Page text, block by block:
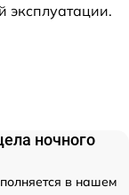
эксплуатации.
ночного
в нашем